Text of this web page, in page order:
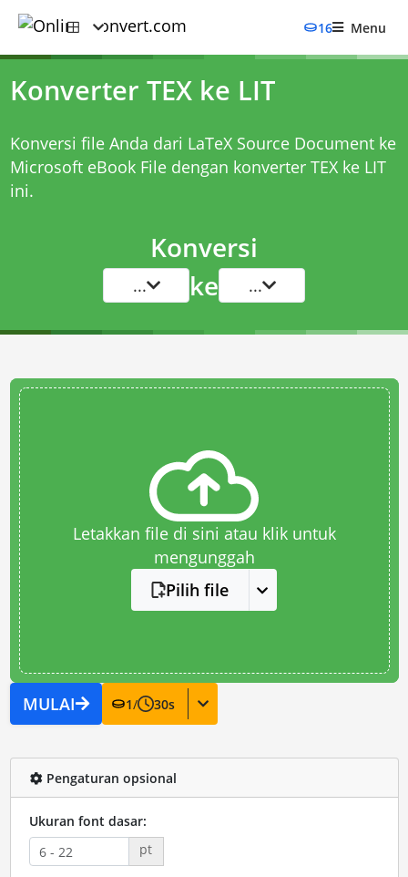
16 Menu
Konverter TEX ke LIT
Konversi file Anda dari LaTeX Source Document ke
Microsoft eBook File dengan konverter TEX ke LIT
ini.
Konversi
... ke ...
Letakkan file di sini atau klik untuk
mengunggah
Pilih file
MULAI 1/ 30s
Pengaturan opsional
Ukuran font dasar:
pt